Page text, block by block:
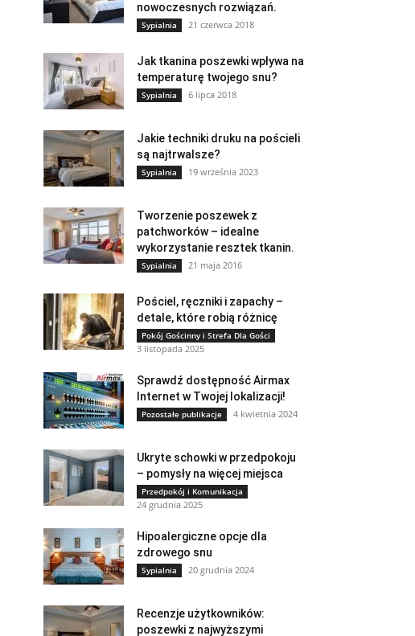
nowoczesnych rozwiązań.
Sypialnia 21 czerwca 2018
Jak tkanina poszewki wpływa na
temperaturę twojego snu?
Sypialnia 6 lipca 2018
Jakie techniki druku na pościeli
są najtrwalsze?
Sypialnia 19 września 2023
Tworzenie poszewek z
patchworków – idealne
wykorzystanie resztek tkanin.
Sypialnia 21 maja 2016
Pościel, ręczniki i zapachy –
detale, które robią różnicę
Pokój Gościnny i Strefa Dla Gości
3 listopada 2025
Sprawdź dostępność Airmax
Internet w Twojej lokalizacji!
Pozostałe publikacje 4 kwietnia 2024
Ukryte schowki w przedpokoju
– pomysły na więcej miejsca
Przedpokój i Komunikacja
24 grudnia 2025
Hipoalergiczne opcje dla
zdrowego snu
Sypialnia 20 grudnia 2024
Recenzje użytkowników:
poszewki z najwyższymi